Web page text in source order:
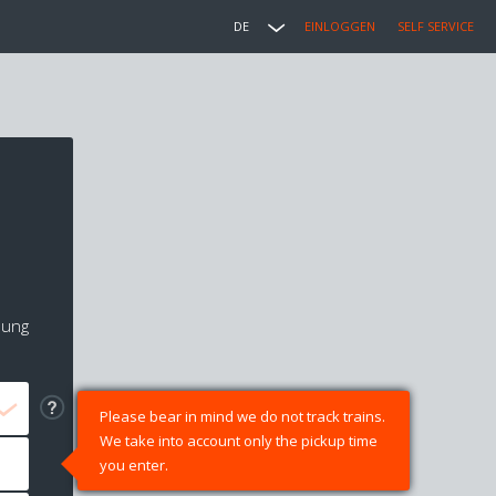
DE EINLOGGEN SELF SERVICE
Please bear in mind we do not track trains.
We take into account only the pickup time
you enter.